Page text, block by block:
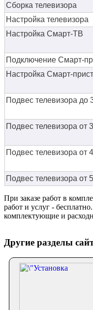
Сборка телевизора
Настройка телевизора
Настройка Смарт-ТВ
Подключение Смарт-
Настройка Смарт-
Подвес телевизора до
Подвес телевизора от
Подвес телевизора от
Подвес телевизора от
При заказе работ в
работ и услуг -
комплектующие и
Другие разделы